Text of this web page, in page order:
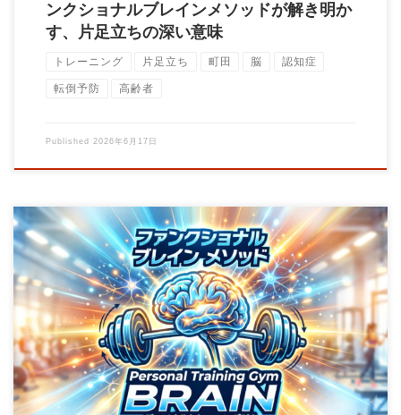
ンクショナルブレインメソッドが解き明か
す、片足立ちの深い意味
トレーニング 片足立ち 町田 脳 認知症
転倒予防 高齢者
Published 2026年6月17日
東京都町田市の健康増進専門パーソナルトレーニングジムBrain
です。 当店はファンクショナルブレイン […]